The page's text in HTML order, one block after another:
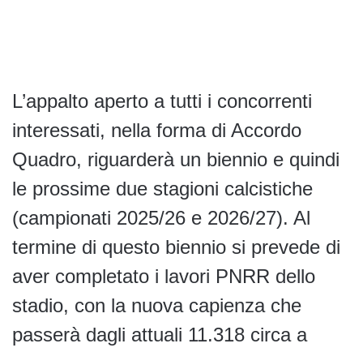
L’appalto aperto a tutti i concorrenti
interessati, nella forma di Accordo
Quadro, riguarderà un biennio e quindi
le prossime due stagioni calcistiche
(campionati 2025/26 e 2026/27). Al
termine di questo biennio si prevede di
aver completato i lavori PNRR dello
stadio, con la nuova capienza che
passerà dagli attuali 11.318 circa a